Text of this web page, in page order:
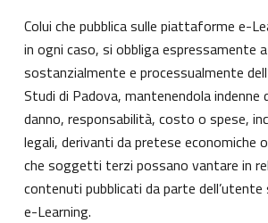
Colui che pubblica sulle piattaforme e-
in ogni caso, si obbliga espressamente
sostanzialmente e processualmente
Studi di Padova, mantenendola indenne
danno, responsabilità, costo o spese,
legali, derivanti da pretese economiche
che soggetti terzi possano vantare in
contenuti pubblicati da parte
e-Learning.